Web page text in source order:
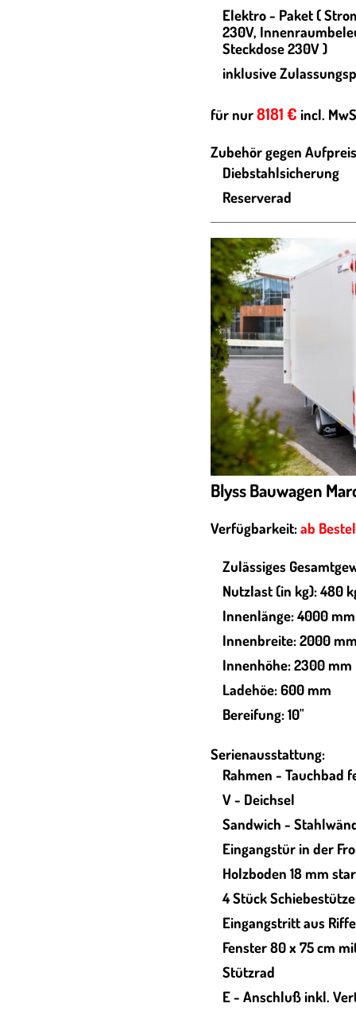
Elektro - Paket (
230V,
Steckdose 230V )
inklusive
für nur8181 € incl.
Zubehör gegen
Diebstahlsicherung
Reserverad
Blyss Bauwagen
Verfügbarkeit:ab
Zulässiges
Nutzlast (in kg): 480
Innenlänge: 4000 mm
Innenbreite: 2000
Innenhöhe: 2300 mm
Ladehöe: 600 mm
Bereifung: 10"
Serienausstattung:
Rahmen - Tauchbad
V - Deichsel
Sandwich -
Eingangstür in der
Holzboden 18 mm
4 Stück
Eingangstritt aus
Fenster 80 x 75 cm
Stützrad
E - Anschluß inkl.